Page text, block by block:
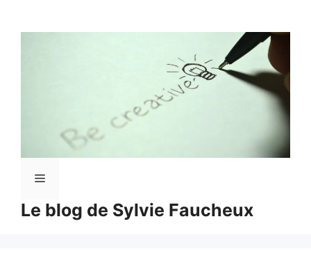
Le blog de Sylvie Faucheux
Menu